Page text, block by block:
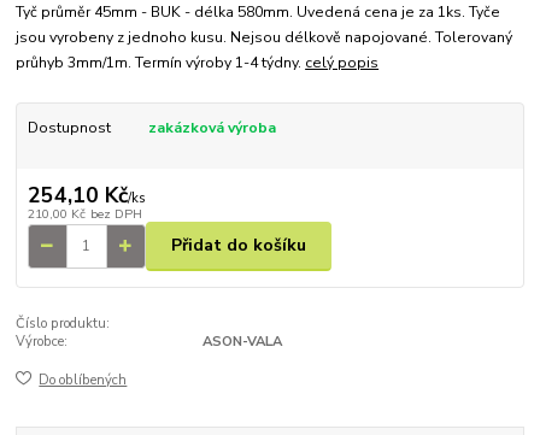
Tyč průměr 45mm - BUK - délka 580mm. Uvedená cena je za 1ks. Tyče
jsou vyrobeny z jednoho kusu. Nejsou délkově napojované. Tolerovaný
průhyb 3mm/1m. Termín výroby 1-4 týdny. celý popis
Dostupnost zakázková výroba
254,10 Kč/ks
210,00 Kč bez DPH
Přidat do košíku
Číslo produktu:
Výrobce:
ASON-VALA
Do oblíbených